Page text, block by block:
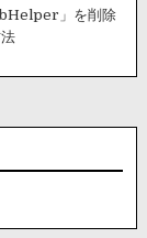
」を削除